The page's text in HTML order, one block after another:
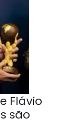
Flávio
são